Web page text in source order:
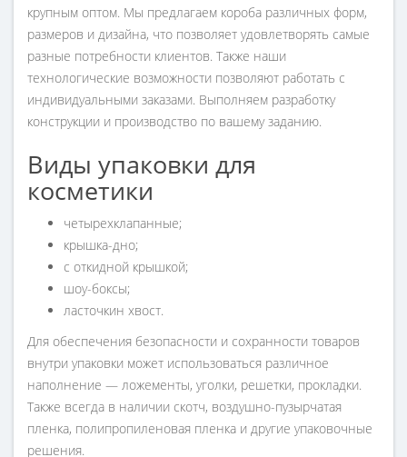
крупным оптом. Мы предлагаем короба различных форм,
размеров и дизайна, что позволяет удовлетворять самые
разные потребности клиентов. Также наши
технологические возможности позволяют работать с
индивидуальными заказами. Выполняем разработку
конструкции и производство по вашему заданию.
Виды упаковки для
косметики
четырехклапанные;
крышка-дно;
с откидной крышкой;
шоу-боксы;
ласточкин хвост.
Для обеспечения безопасности и сохранности товаров
внутри упаковки может использоваться различное
наполнение — ложементы, уголки, решетки, прокладки.
Также всегда в наличии скотч, воздушно-пузырчатая
пленка, полипропиленовая пленка и другие упаковочные
решения.